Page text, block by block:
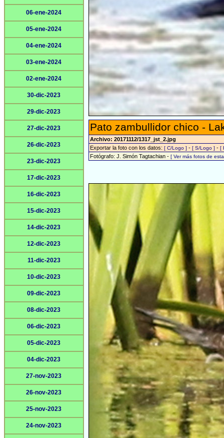
06-ene-2024
05-ene-2024
04-ene-2024
03-ene-2024
02-ene-2024
30-dic-2023
29-dic-2023
27-dic-2023
26-dic-2023
23-dic-2023
17-dic-2023
16-dic-2023
15-dic-2023
14-dic-2023
12-dic-2023
11-dic-2023
10-dic-2023
09-dic-2023
08-dic-2023
06-dic-2023
05-dic-2023
04-dic-2023
27-nov-2023
26-nov-2023
25-nov-2023
24-nov-2023
Pato zambullidor chico -
Archivo: 20171112/1317_jst_2.jpg
Exportar la foto con los datos: [ C/Logo ] - [ S/Logo ] - [
Fotógrafo: J. Simón Tagtachian - [ Ver más fotos de